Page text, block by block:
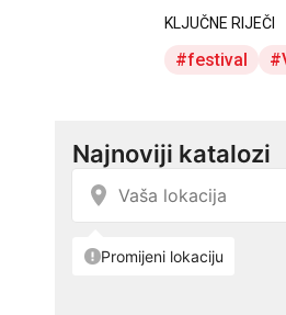
KLJUČNE RIJEČI
festival